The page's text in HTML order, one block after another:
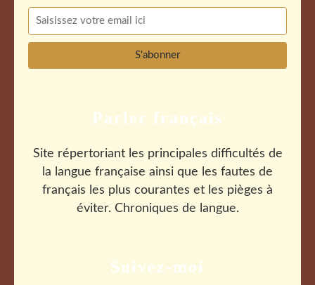
Suivez-moi
Parler français
Site répertoriant les principales difficultés de
la langue française ainsi que les fautes de
français les plus courantes et les pièges à
éviter. Chroniques de langue.